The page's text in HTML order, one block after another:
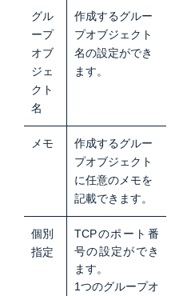
グル
ープ
オブ
ジェ
クト
名
作成するグルー
プオブジェクト
名の設定ができ
ます。
メモ
作成するグルー
プオブジェクト
に任意のメモを
記載できます。
個別
指定
TCPのポート番
号の設定ができ
ます。
1つのグループオ